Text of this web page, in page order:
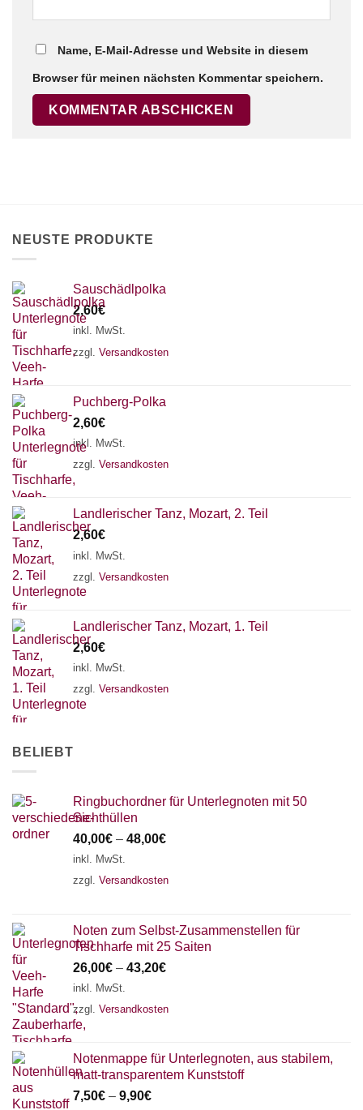
Name, E-Mail-Adresse und Website in diesem
Browser für meinen nächsten Kommentar speichern.
NEUSTE PRODUKTE
Sauschädlpolka
2,60€
inkl. MwSt.
zzgl. Versandkosten
Puchberg-Polka
2,60€
inkl. MwSt.
zzgl. Versandkosten
Landlerischer Tanz, Mozart, 2. Teil
2,60€
inkl. MwSt.
zzgl. Versandkosten
Landlerischer Tanz, Mozart, 1. Teil
2,60€
inkl. MwSt.
zzgl. Versandkosten
BELIEBT
Ringbuchordner für Unterlegnoten mit 50
Sichthüllen
40,00€ – 48,00€
inkl. MwSt.
zzgl. Versandkosten
Noten zum Selbst-Zusammenstellen für
Tischharfe mit 25 Saiten
26,00€ – 43,20€
inkl. MwSt.
zzgl. Versandkosten
Notenmappe für Unterlegnoten, aus stabilem,
matt-transparentem Kunststoff
7,50€ – 9,90€
Chat Support